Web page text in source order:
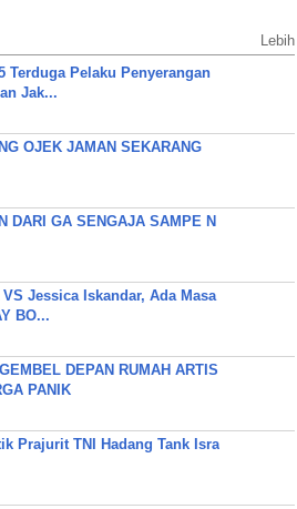
Lebih
Terduga Pelaku Penyerangan
Jak...
OJEK JAMAN SEKARANG
DARI GA SENGAJA SAMPE N
VS Jessica Iskandar, Ada Masa
BO...
DEPAN RUMAH ARTIS
PANIK
Prajurit TNI Hadang Tank Isra